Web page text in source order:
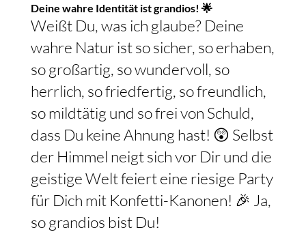
Deine wahre Identität ist grandios! 🌟
Weißt Du, was ich glaube? Deine
wahre Natur ist so sicher, so erhaben,
so großartig, so wundervoll, so
herrlich, so friedfertig, so freundlich,
so mildtätig und so frei von Schuld,
dass Du keine Ahnung hast! 😲 Selbst
der Himmel neigt sich vor Dir und die
geistige Welt feiert eine riesige Party
für Dich mit Konfetti-Kanonen! 🎉 Ja,
so grandios bist Du!